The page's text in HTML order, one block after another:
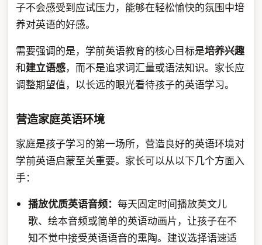
子不会感受到应试压力，能够在轻松愉快的氛围中培
养对英语的好感。
需要强调的是，学前英语教育的核心目标是培养兴趣
和建立语感，而不是追求词汇量或语法知识。家长应
调整期望值，以长远的眼光看待孩子的英语学习。
营造家庭英语环境
家庭是孩子学习的第一场所，营造良好的英语环境对
学前英语启蒙至关重要。家长可以从以下几个方面入
手：
播放优质英语音频：每天固定时间播放英文儿
歌、绘本音频或简单的英语动画片，让孩子在不
知不觉中接受英语语音的熏陶。建议选择语速适